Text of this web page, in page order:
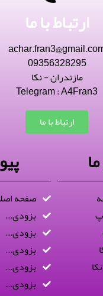
ارتباط با ما
09356328295
مازندران - نکا
Telegram : A4Fran3
ارتباط با ما
صفحه
بزودی...
بزودی...
بزودی...
بزودی...
بزودی...